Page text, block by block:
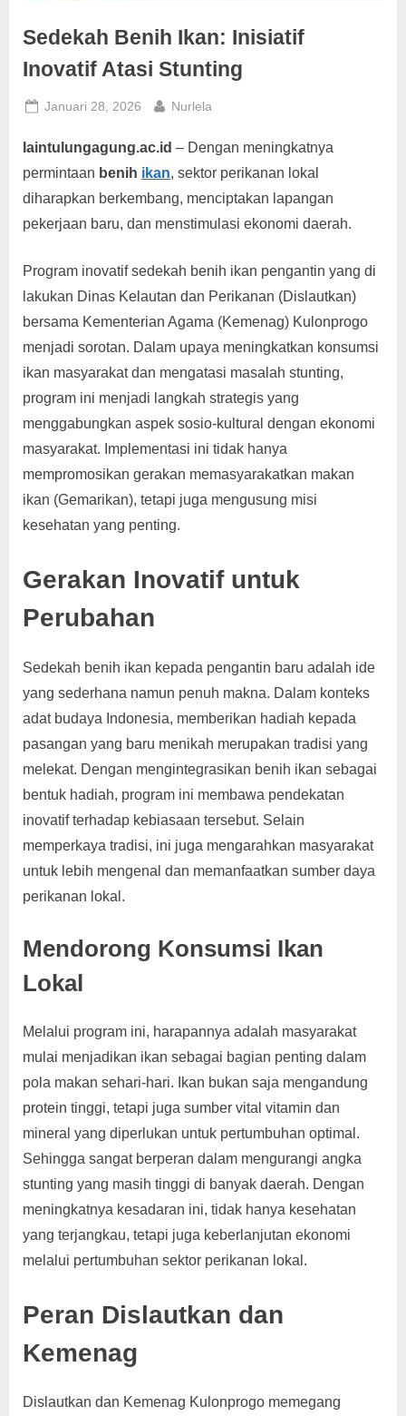
Sedekah Benih Ikan: Inisiatif
Inovatif Atasi Stunting
Posted
Januari 28, 2026 By
Nurlela
Iaintulungagung.ac.id – Dengan meningkatnya
permintaan benih ikan, sektor perikanan lokal
diharapkan berkembang, menciptakan lapangan
pekerjaan baru, dan menstimulasi ekonomi daerah.
Program inovatif sedekah benih ikan pengantin yang di
lakukan Dinas Kelautan dan Perikanan (Dislautkan)
bersama Kementerian Agama (Kemenag) Kulonprogo
menjadi sorotan. Dalam upaya meningkatkan konsumsi
ikan masyarakat dan mengatasi masalah stunting,
program ini menjadi langkah strategis yang
menggabungkan aspek sosio-kultural dengan ekonomi
masyarakat. Implementasi ini tidak hanya
mempromosikan gerakan memasyarakatkan makan
ikan (Gemarikan), tetapi juga mengusung misi
kesehatan yang penting.
Gerakan Inovatif untuk
Perubahan
Sedekah benih ikan kepada pengantin baru adalah ide
yang sederhana namun penuh makna. Dalam konteks
adat budaya Indonesia, memberikan hadiah kepada
pasangan yang baru menikah merupakan tradisi yang
melekat. Dengan mengintegrasikan benih ikan sebagai
bentuk hadiah, program ini membawa pendekatan
inovatif terhadap kebiasaan tersebut. Selain
memperkaya tradisi, ini juga mengarahkan masyarakat
untuk lebih mengenal dan memanfaatkan sumber daya
perikanan lokal.
Mendorong Konsumsi Ikan
Lokal
Melalui program ini, harapannya adalah masyarakat
mulai menjadikan ikan sebagai bagian penting dalam
pola makan sehari-hari. Ikan bukan saja mengandung
protein tinggi, tetapi juga sumber vital vitamin dan
mineral yang diperlukan untuk pertumbuhan optimal.
Sehingga sangat berperan dalam mengurangi angka
stunting yang masih tinggi di banyak daerah. Dengan
meningkatnya kesadaran ini, tidak hanya kesehatan
yang terjangkau, tetapi juga keberlanjutan ekonomi
melalui pertumbuhan sektor perikanan lokal.
Peran Dislautkan dan
Kemenag
Dislautkan dan Kemenag Kulonprogo memegang